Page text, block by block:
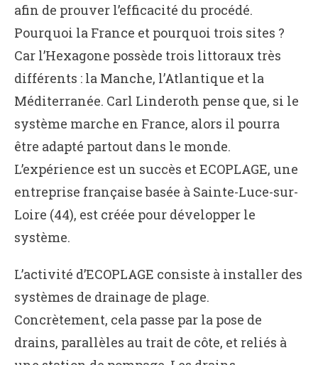
afin de prouver l’efficacité du procédé.
Pourquoi la France et pourquoi trois sites ?
Car l’Hexagone possède trois littoraux très
différents : la Manche, l’Atlantique et la
Méditerranée. Carl Linderoth pense que, si le
système marche en France, alors il pourra
être adapté partout dans le monde.
L’expérience est un succès et ECOPLAGE, une
entreprise française basée à Sainte-Luce-sur-
Loire (44), est créée pour développer le
système.
L’activité d’ECOPLAGE consiste à installer des
systèmes de drainage de plage.
Concrètement, cela passe par la pose de
drains, parallèles au trait de côte, et reliés à